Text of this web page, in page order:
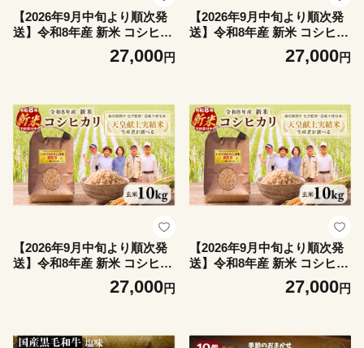
【2026年9月中旬より順次発
送】令和8年産 新米 コシヒカ
リ 10kg（玄米） 天皇献上米
(栽培期間中）化学肥料・農
松島 上王子特質米 10kg
27,000円
【2026年9月中旬より順次発
送】令和8年産 新米 コシヒカ
リ 10kg（玄米） 天皇献上米
(栽培期間中）化学肥料・農
松島 上王子特質米 10kg
27,000円
【2026年9月中旬より順次発
送】令和8年産 新米 コシヒカ
リ 10kg（玄米） 天皇献上米
(栽培期間中）化学肥料・農
松島 上王子特質米 10kg
27,000円
【2026年9月中旬より順次発
送】令和8年産 新米 コシヒカ
リ 10kg（玄米） 天皇献上米
(栽培期間中）化学肥料・農
上王子特質米 10kg
27,000円